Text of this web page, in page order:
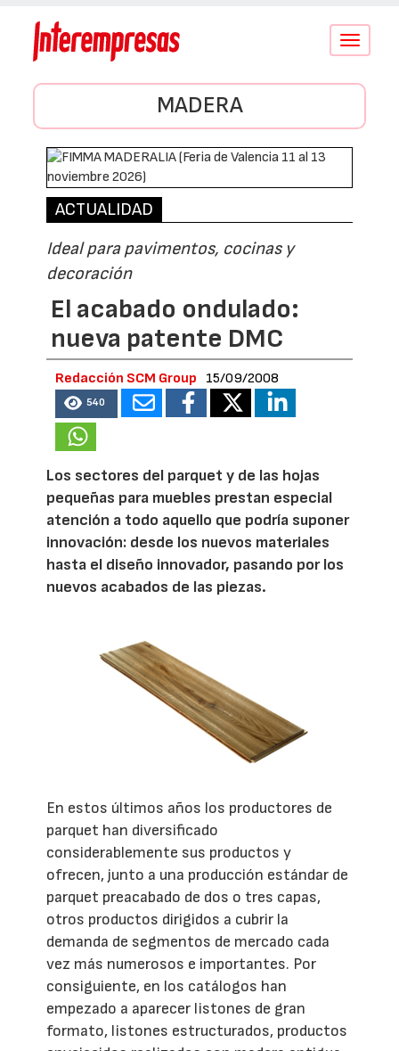
Conmutar
MADERA
ACTUALIDAD
Ideal para pavimentos, cocinas y
decoración
El acabado ondulado:
nueva patente DMC
Redacción SCM Group 15/09/2008
540
Los sectores del parquet y de las hojas
pequeñas para muebles prestan especial
atención a todo aquello que podría suponer
innovación: desde los nuevos materiales
hasta el diseño innovador, pasando por los
nuevos acabados de las piezas.
En estos últimos años los productores de
parquet han diversificado
considerablemente sus productos y
ofrecen, junto a una producción estándar de
parquet preacabado de dos o tres capas,
otros productos dirigidos a cubrir la
demanda de segmentos de mercado cada
vez más numerosos e importantes. Por
consiguiente, en los catálogos han
empezado a aparecer listones de gran
formato, listones estructurados, productos